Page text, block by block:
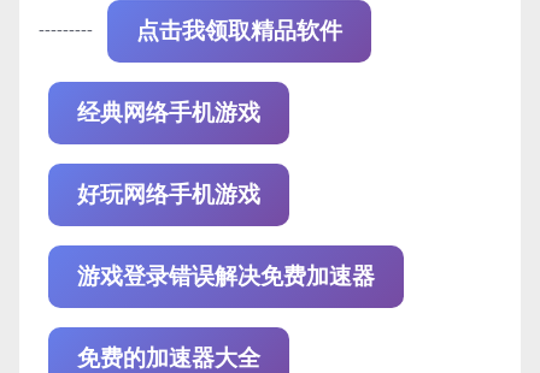
--------- 点击我领取精品软件
经典网络手机游戏
好玩网络手机游戏
游戏登录错误解决免费加速器
免费的加速器大全